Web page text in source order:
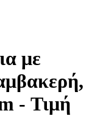
με
- Τιμή